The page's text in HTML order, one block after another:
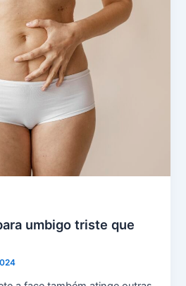
umbigo triste que